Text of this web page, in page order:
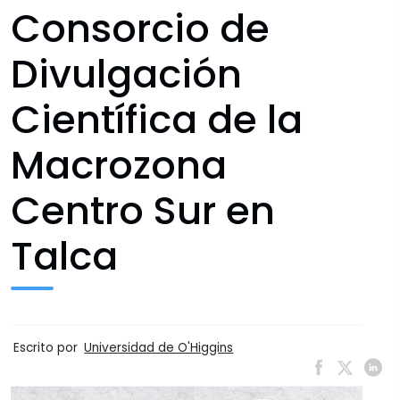
Consorcio de
Divulgación
Científica de la
Macrozona
Centro Sur en
Talca
Escrito por Universidad de O'Higgins